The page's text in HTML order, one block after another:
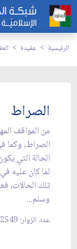
الرئيسية عقيدة
الصراط
من المواقف
الصراط، وكما
الحالة التي
لما كان عليه
تلك الحالات،
وسلم...
عدد الزوار: 2549